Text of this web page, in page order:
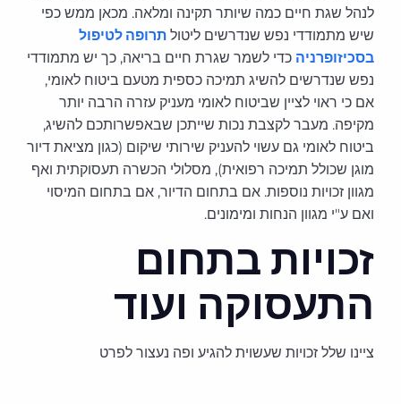
לנהל שגת חיים כמה שיותר תקינה ומלאה. מכאן ממש כפי
שיש מתמודדי נפש שנדרשים ליטולתרופה לטיפול
בסכיזופרניהכדי לשמר שגרת חיים בריאה, כך יש מתמודדי
נפש שנדרשים להשיג תמיכה כספית מטעם ביטוח לאומי,
אם כי ראוי לציין שביטוח לאומי מעניק עזרה הרבה יותר
מקיפה. מעבר לקצבת נכות שייתכן שבאפשרותכם להשיג,
ביטוח לאומי גם עשוי להעניק שירותי שיקום (כגון מציאת דיור
מוגן שכולל תמיכה רפואית), מסלולי הכשרה תעסוקתית ואף
מגוון זכויות נוספות. אם בתחום הדיור, אם בתחום המיסוי
ואם ע"י מגוון הנחות ומימונים.
זכויות בתחום
התעסוקה ועוד
ציינו שלל זכויות שעשוית להגיע ופה נעצור לפרט